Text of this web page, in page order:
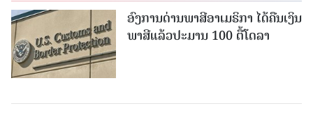
ອົງການດ່ານພາສີອາເມຣິກາ ໄດ້ຄືນເງິນ
ພາສີແລ້ວປະມານ 100 ຕື້ໂດລາ